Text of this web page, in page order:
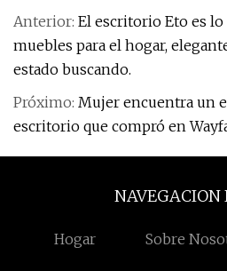
Anterior: El escritorio Eto es
muebles para el hogar,
estado buscando.
Próximo: Mujer encuentra un
escritorio que compró en
NAVEGACION
Hogar Sobre